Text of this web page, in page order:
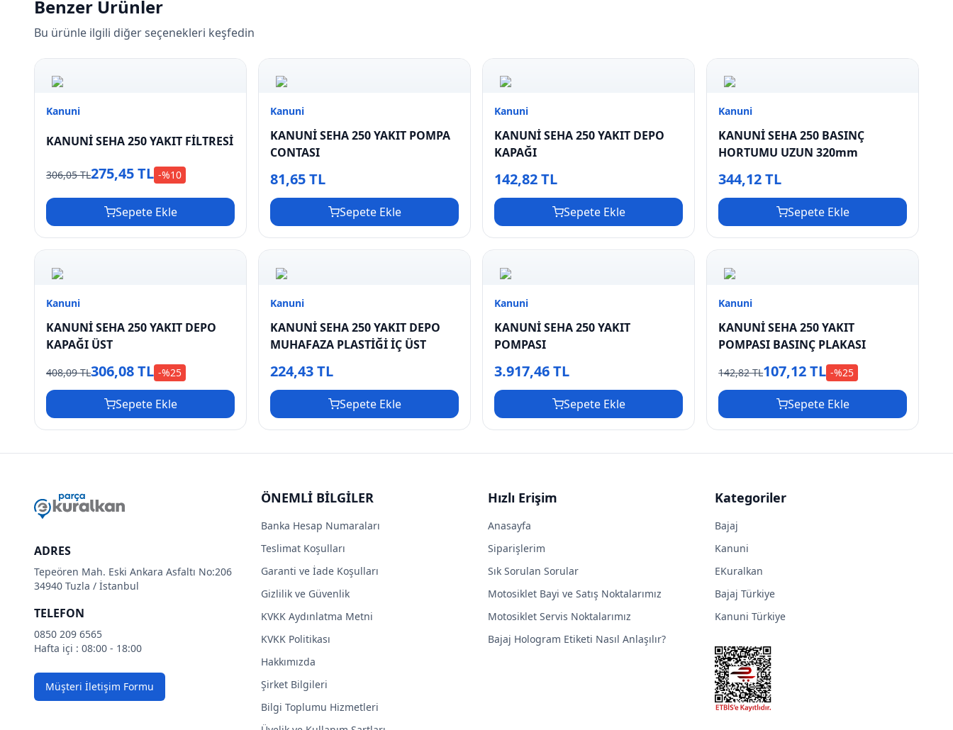
Benzer Ürünler
Bu ürünle ilgili diğer seçenekleri keşfedin
Kanuni
KANUNİ SEHA 250 YAKIT FİLTRESİ
306,05 TL275,45 TL -%10
Sepete Ekle
Kanuni
KANUNİ SEHA 250 YAKIT POMPA
CONTASI
81,65 TL
Sepete Ekle
Kanuni
KANUNİ SEHA 250 YAKIT DEPO
KAPAĞI
142,82 TL
Sepete Ekle
Kanuni
KANUNİ SEHA 250 BASINÇ
HORTUMU UZUN 320mm
344,12 TL
Sepete Ekle
Kanuni
KANUNİ SEHA 250 YAKIT DEPO
KAPAĞI ÜST
408,09 TL306,08 TL -%25
Sepete Ekle
Kanuni
KANUNİ SEHA 250 YAKIT DEPO
MUHAFAZA PLASTİĞİ İÇ ÜST
224,43 TL
Sepete Ekle
Kanuni
KANUNİ SEHA 250 YAKIT
POMPASI
3.917,46 TL
Sepete Ekle
Kanuni
KANUNİ SEHA 250 YAKIT
POMPASI BASINÇ PLAKASI
142,82 TL107,12 TL -%25
Sepete Ekle
ADRES
Tepeören Mah. Eski Ankara Asfaltı No:206
34940 Tuzla / İstanbul
TELEFON
0850 209 6565
Hafta içi : 08:00 - 18:00
Müşteri İletişim Formu
ÖNEMLİ BİLGİLER
Banka Hesap Numaraları
Teslimat Koşulları
Garanti ve İade Koşulları
Gizlilik ve Güvenlik
KVKK Aydınlatma Metni
KVKK Politikası
Hakkımızda
Şirket Bilgileri
Bilgi Toplumu Hizmetleri
Hızlı Erişim
Anasayfa
Siparişlerim
Sık Sorulan Sorular
Motosiklet Bayi ve Satış Noktalarımız
Motosiklet Servis Noktalarımız
Bajaj Hologram Etiketi Nasıl Anlaşılır?
Kategoriler
Bajaj
Kanuni
EKuralkan
Bajaj Türkiye
Kanuni Türkiye